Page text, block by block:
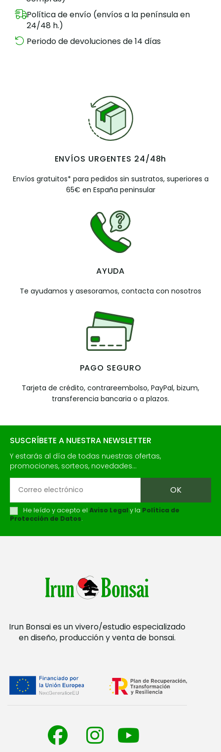
Política de envío (envíos a la península en
24/48 h.)
Periodo de devoluciones de 14 días
ENVÍOS URGENTES 24/48h
Envíos gratuitos* para pedidos sin sustratos, superiores a
65€ en España peninsular
AYUDA
Te ayudamos y asesoramos, contacta con nosotros
PAGO SEGURO
Tarjeta de crédito, contrareembolso, PayPal, bizum,
transferencia bancaria o a plazos.
SUSCRÍBETE A NUESTRA NEWSLETTER
Y estarás al día de todas nuestras ofertas,
promociones, sorteos, novedades...
He leído y acepto el Aviso Legaly la Política de
Protección de Datos.
Irun Bonsai es un vivero/estudio especializado
en diseño, producción y venta de bonsai.